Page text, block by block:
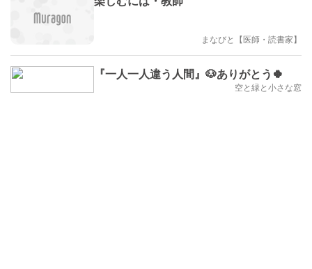
まなびと【医師・読書家】
『一人一人違う人間』🐶ありがとう🍀
空と緑と小さな窓